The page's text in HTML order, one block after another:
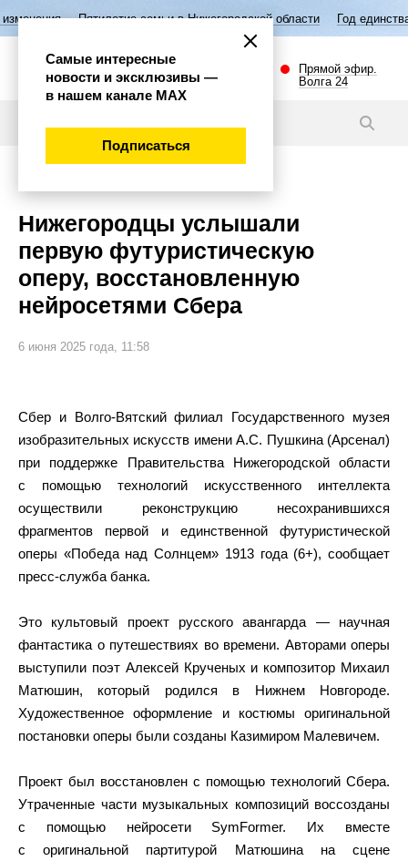
Пятилетие семьи в Нижегородской области Год единства народов
Прямой эфир.
Волга 24
Нижегородцы услышали
первую футуристическую
оперу, восстановленную
нейросетями Сбера
6 июня 2025 года, 11:58
Сбер и Волго-Вятский филиал Государственного музея
изобразительных искусств имени А.С. Пушкина (Арсенал)
при поддержке Правительства Нижегородской области
с помощью технологий искусственного интеллекта
осуществили реконструкцию несохранившихся
фрагментов первой и единственной футуристической
оперы «Победа над Солнцем» 1913 года (6+), сообщает
пресс-служба банка.
Это культовый проект русского авангарда — научная
фантастика о путешествиях во времени. Авторами оперы
выступили поэт Алексей Крученых и композитор Михаил
Матюшин, который родился в Нижнем Новгороде.
Художественное оформление и костюмы оригинальной
постановки оперы были созданы Казимиром Малевичем.
Проект был восстановлен с помощью технологий Сбера.
Утраченные части музыкальных композиций воссозданы
с помощью нейросети SymFormer. Их вместе
с оригинальной партитурой Матюшина на сцене
Самые интересные
новости и эксклюзивы —
в нашем канале МАХ
Подписаться